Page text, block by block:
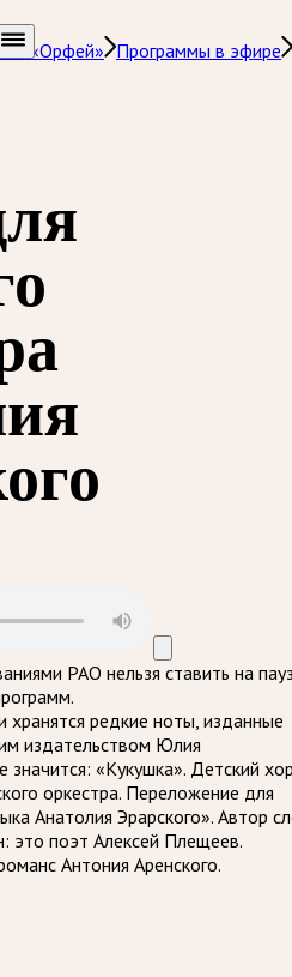
«Орфей» Программы в эфире
РАО нельзя ставить на
хранятся редкие ноты, изданные
издательством Юлия
«Кукушка». Детский
оркестра. Переложение для
Анатолия Эрарского». Автор
это поэт Алексей Плещеев.
Антония Аренского.